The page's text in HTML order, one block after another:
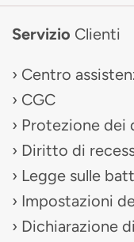
Servizio Clienti
Centro
CGC
Protezione dei
Diritto di
Legge sulle
Impostazioni
Dichiarazione